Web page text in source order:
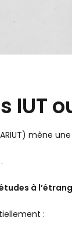
IUT
mène
.
à
: